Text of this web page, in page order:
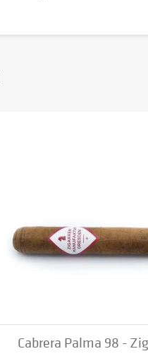
Cabrera Palma 98 -